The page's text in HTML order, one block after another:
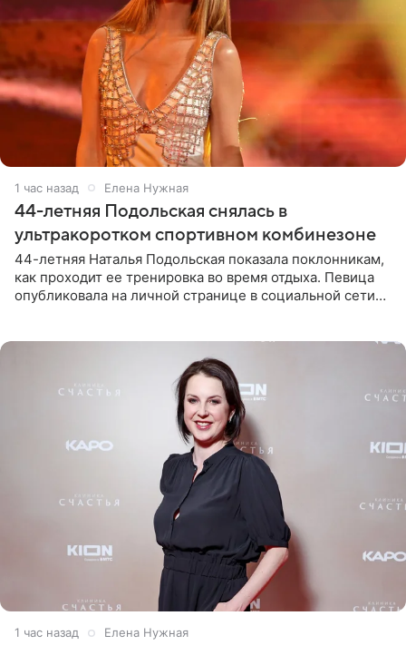
1 час назад Елена Нужная
44-летняя Подольская снялась в
ультракоротком спортивном комбинезоне
44-летняя Наталья Подольская показала поклонникам,
как проходит ее тренировка во время отдыха. Певица
опубликовала на личной странице в социальной сети
1 час назад Елена Нужная